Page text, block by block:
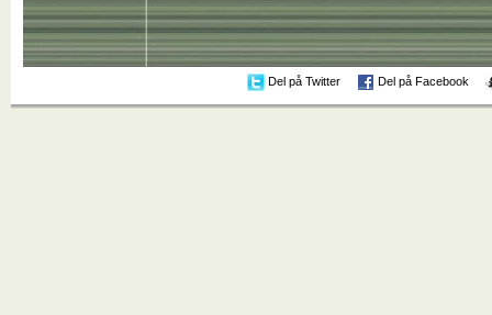
Del på Twitter Del på Facebook